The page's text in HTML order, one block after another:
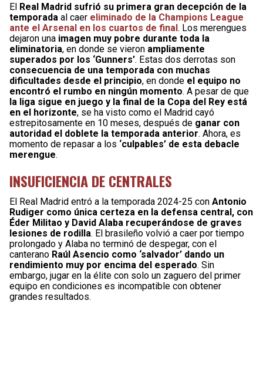
El Real Madrid sufrió su primera gran decepción de la
temporada al caer eliminado de la Champions League
ante el Arsenal en los cuartos de final. Los merengues
dejaron una imagen muy pobre durante toda la
eliminatoria, en donde se vieron ampliamente
superados por los ‘Gunners’. Estas dos derrotas son
consecuencia de una temporada con muchas
dificultades desde el principio, en donde el equipo no
encontró el rumbo en ningún momento. A pesar de que
la liga sigue en juego y la final de la Copa del Rey está
en el horizonte, se ha visto como el Madrid cayó
estrepitosamente en 10 meses, después de ganar con
autoridad el doblete la temporada anterior. Ahora, es
momento de repasar a los ‘culpables’ de esta debacle
merengue.
INSUFICIENCIA DE CENTRALES
El Real Madrid entró a la temporada 2024-25 con Antonio
Rudiger como única certeza en la defensa central, con
Éder Militao y David Alaba recuperándose de graves
lesiones de rodilla. El brasileño volvió a caer por tiempo
prolongado y Alaba no terminó de despegar, con el
canterano Raúl Asencio como ‘salvador’ dando un
rendimiento muy por encima del esperado. Sin
embargo, jugar en la élite con solo un zaguero del primer
equipo en condiciones es incompatible con obtener
grandes resultados.